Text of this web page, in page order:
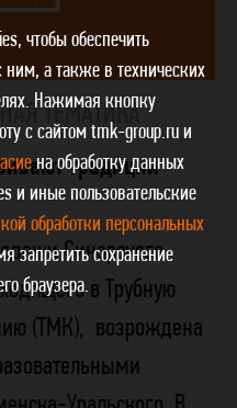
ТЕМАТИКА
традиции
Синарского
в Трубную
(ТМК), возрождена
чтобы обеспечить
ним, а также в технических
Нажимая кнопку
с сайтом tmk-group.ru и
на обработку данных
и иные пользовательские
обработки персональных
запретить сохранение
браузера.